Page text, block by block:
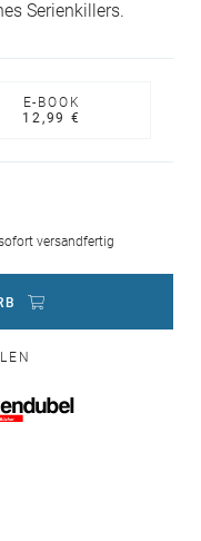
Serienkillers.
E-BOOK
12,99 €
versandfertig